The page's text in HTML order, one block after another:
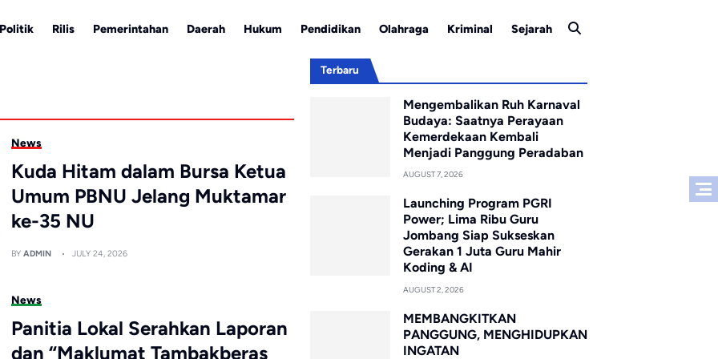
Politik Rilis Pemerintahan Daerah Hukum Pendidikan Olahraga Kriminal Sejarah
News
Kuda Hitam dalam Bursa Ketua
Umum PBNU Jelang Muktamar
ke-35 NU
BYADMIN JULY 24, 2026
News
Panitia Lokal Serahkan Laporan
dan “Maklumat Tambakberas
Terbaru
Mengembalikan Ruh Karnaval
Budaya: Saatnya Perayaan
Kemerdekaan Kembali
Menjadi Panggung Peradaban
AUGUST 7, 2026
Launching Program PGRI
Power; Lima Ribu Guru
Jombang Siap Sukseskan
Gerakan 1 Juta Guru Mahir
Koding & AI
AUGUST 2, 2026
MEMBANGKITKAN
PANGGUNG, MENGHIDUPKAN
INGATAN